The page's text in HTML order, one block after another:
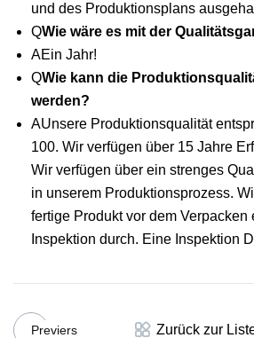
und des Produktionsplans
QWie wäre es mit der
AEin Jahr!
QWie kann die
werden?
AUnsere Produktionsqualität
100. Wir verfügen über 15 Jahre
Wir verfügen über ein strenges
in unserem Produktionsprozess.
fertige Produkt vor dem Verpacken
Inspektion durch. Eine Inspektion
Previers Zurück zur